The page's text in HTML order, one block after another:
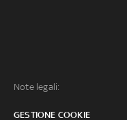
Note legali:
GESTIONE COOKIE